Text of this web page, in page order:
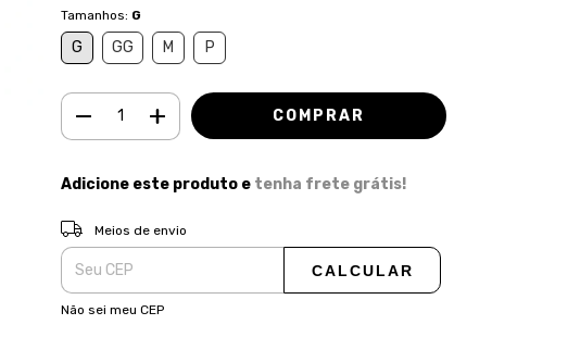
Tamanhos: G
G GG M P
Adicione este produto e tenha frete grátis!
Entregas para o CEP:
Meios de envio
CALCULAR
Não sei meu CEP